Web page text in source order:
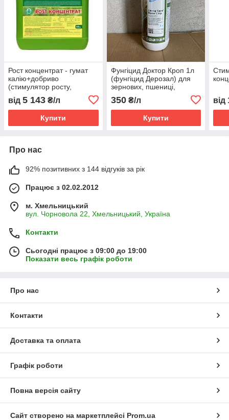
Рост концентрат - гумат
калію+добриво
(стимулятор росту,
від 5 143 ₴/л
Купити
Фунгіцид Доктор Кроп 1л
(фунгіцид Дерозал) для
зернових, пшениці,
соняшнику
350₴/л
Купити
від
Про нас
92% позитивних з 144 відгуків за рік
Працює з 02.02.2012
м. Хмельницький
вул. Чорновола 22, Хмельницький, Україна
Контакти
Сьогодні працює з 09:00 до 19:00
Показати весь графік роботи
Про нас
Контакти
Доставка та оплата
Графік роботи
Повна версія сайту
Сайт створено на маркетплейсі Prom.ua